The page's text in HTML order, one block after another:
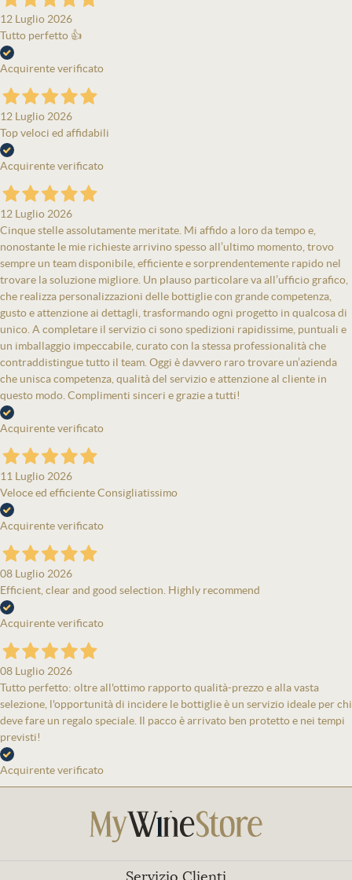
12 Luglio 2026
Tutto perfetto 👍
Acquirente verificato
12 Luglio 2026
Top veloci ed affidabili
Acquirente verificato
12 Luglio 2026
Cinque stelle assolutamente meritate. Mi affido a loro da tempo e,
nonostante le mie richieste arrivino spesso all’ultimo momento, trovo
sempre un team disponibile, efficiente e sorprendentemente rapido nel
trovare la soluzione migliore. Un plauso particolare va all’ufficio grafico,
che realizza personalizzazioni delle bottiglie con grande competenza,
gusto e attenzione ai dettagli, trasformando ogni progetto in qualcosa di
unico. A completare il servizio ci sono spedizioni rapidissime, puntuali e
un imballaggio impeccabile, curato con la stessa professionalità che
contraddistingue tutto il team. Oggi è davvero raro trovare un’azienda
che unisca competenza, qualità del servizio e attenzione al cliente in
questo modo. Complimenti sinceri e grazie a tutti!
Acquirente verificato
11 Luglio 2026
Veloce ed efficiente Consigliatissimo
Acquirente verificato
08 Luglio 2026
Efficient, clear and good selection. Highly recommend
Acquirente verificato
08 Luglio 2026
Tutto perfetto: oltre all'ottimo rapporto qualità-prezzo e alla vasta
selezione, l'opportunità di incidere le bottiglie è un servizio ideale per chi
deve fare un regalo speciale. Il pacco è arrivato ben protetto e nei tempi
previsti!
Acquirente verificato